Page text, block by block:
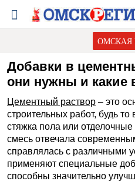
ОМСКАЯ
Добавки в
они нужны и какие
Цементный раствор – это
строительных работ, будь
стяжка пола или
смесь отвечала
справлялась с различными
применяют специальные
способны значительно